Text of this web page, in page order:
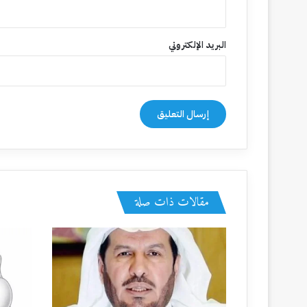
علاج خارج أرفف الصيدلية
“واطوِ عنا بُعده “
6 يوليو، 2026
صالون قامات يوقّع شراكة إعلامية مع (آخر أخبار الأرض)
البريد الإلكتروني
مقالات ذات صلة